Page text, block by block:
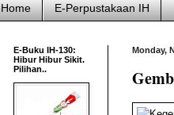
Home E-Perpustakaan IH
Monday,
E-Buku IH-130:
Hibur Hibur Sikit.
Pilihan..